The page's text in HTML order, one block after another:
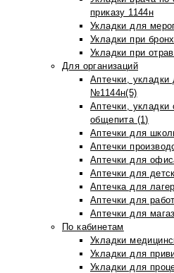
приказу 1144н
Укладки для
Укладки при
Укладки при
Для организаций
Аптечки, укладки
№1144н(5)
Аптечки, укладки
общепита (1)
Аптечки для
Аптечки
Аптечки для
Аптечки для
Аптечка для
Аптечки для
Аптечки для
По кабинетам
Укладки
Укладки для
Укладки для